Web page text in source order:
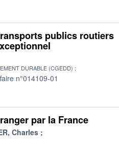
publics routiers
DURABLE (CGEDD)
n°014109-01
par la France
Charles